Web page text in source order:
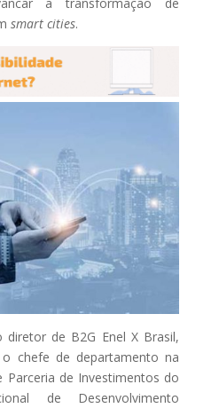
smart cities.
de B2G Enel X Brasil,
o chefe de departamento na
Parceria de Investimentos do
de Desenvolvimento